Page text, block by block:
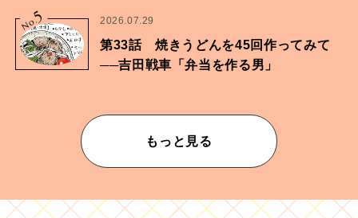
No.5 2026.07.29
第33話 焼きうどんを45回作ってみて
──吉田戦車「弁当を作る男」
もっと見る